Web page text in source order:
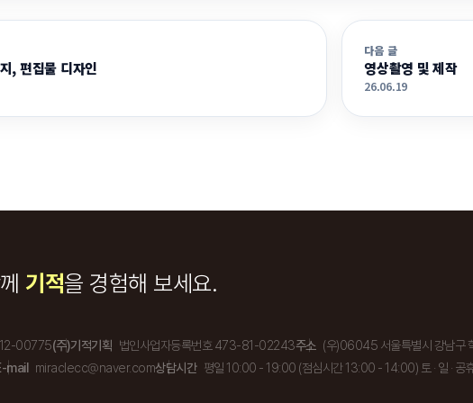
, 편집물 디자인
다음 글
영상촬영 및 제작
26.06.19
기적을 경험해 보세요.
00775(주)기적기획 법인사업자등록번호 473-81-02243주소 (우)06045 서울특별시 강남구
mail miraclecc@naver.com상담시간 평일 10:00 - 19:00 (점심시간 13:00 - 14:00) 토 · 일 · 공